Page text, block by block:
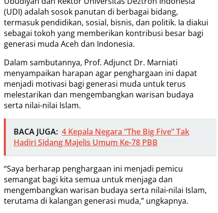
(UDI) adalah sosok panutan di berbagai bidang,
termasuk pendidikan, sosial, bisnis, dan politik. Ia diakui
sebagai tokoh yang memberikan kontribusi besar bagi
generasi muda Aceh dan Indonesia.
Dalam sambutannya, Prof. Adjunct Dr. Marniati
menyampaikan harapan agar penghargaan ini dapat
menjadi motivasi bagi generasi muda untuk terus
melestarikan dan mengembangkan warisan budaya
serta nilai-nilai Islam.
BACA JUGA: 4 Kepala Negara “The Big Five” Tak
Hadiri Sidang Majelis Umum Ke-78 PBB
“Saya berharap penghargaan ini menjadi pemicu
semangat bagi kita semua untuk menjaga dan
mengembangkan warisan budaya serta nilai-nilai Islam,
terutama di kalangan generasi muda,” ungkapnya.